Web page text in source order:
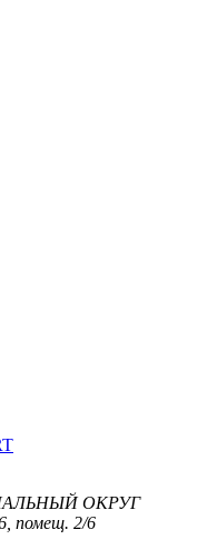
ОКРУГ
помещ. 2/6